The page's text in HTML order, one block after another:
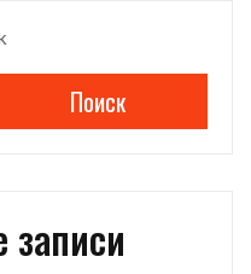
Поиск
записи